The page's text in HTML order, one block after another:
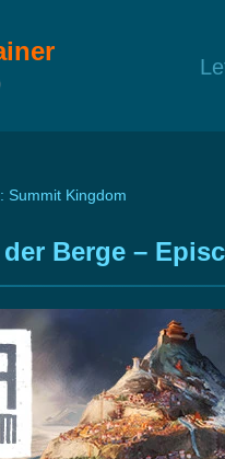
Summit Kingdom
Berge –